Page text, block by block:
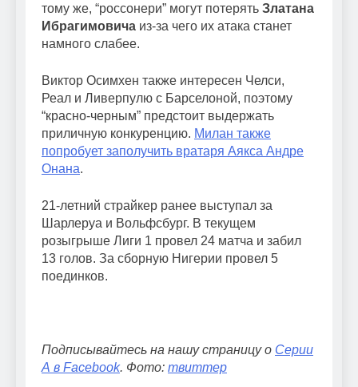
тому же, “россонери” могут потерять Златана
Ибрагимовича из-за чего их атака станет
намного слабее.
Виктор Осимхен также интересен Челси,
Реал и Ливерпулю с Барселоной, поэтому
“красно-черным” предстоит выдержать
приличную конкуренцию. Милан также
попробует заполучить вратаря Аякса Андре
Онана.
21-летний страйкер ранее выступал за
Шарлеруа и Вольфсбург. В текущем
розыгрыше Лиги 1 провел 24 матча и забил
13 голов. За сборную Нигерии провел 5
поединков.
Подписывайтесь на нашу страницу о Серии
А в Facebook. Фото: твиттер